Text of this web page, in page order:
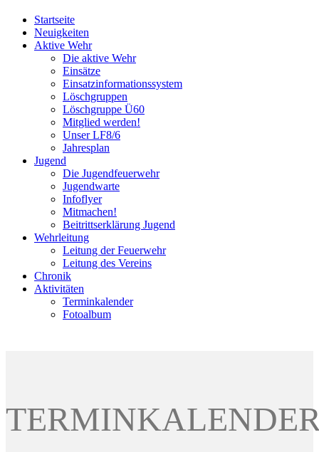
Startseite
Neuigkeiten
Aktive Wehr
Die aktive Wehr
Einsätze
Einsatzinformationssystem
Löschgruppen
Löschgruppe Ü60
Mitglied werden!
Unser LF8/6
Jahresplan
Jugend
Die Jugendfeuerwehr
Jugendwarte
Infoflyer
Mitmachen!
Beitrittserklärung Jugend
Wehrleitung
Leitung der Feuerwehr
Leitung des Vereins
Chronik
Aktivitäten
Terminkalender
Fotoalbum